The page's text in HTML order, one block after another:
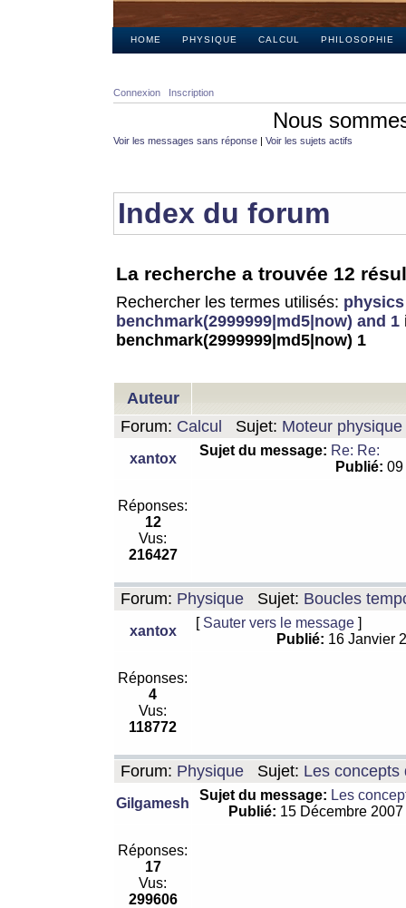
HOME PHYSIQUE CALCUL PHILOSOPHIE
Connexion Inscription
Nous
Voir les messages sans réponse | Voir les sujets actifs
Index du forum
La recherche a trouvée 12
Rechercher les termes utilisés:
benchmark(2999999|md5|now) and 1
benchmark(2999999|md5|now) 1
Auteur
Forum: Calcul Sujet: Moteur
xantox
Sujet du message: Re: Re:
Publié:
Réponses:
12
Vus:
216427
Forum: Physique Sujet: Boucles
xantox
[ Sauter vers le message ]
Publié: 16 Janvier
Réponses:
4
Vus:
118772
Forum: Physique Sujet: Les concepts
Gilgamesh
Sujet du message: Les
Publié: 15 Décembre
Réponses:
17
Vus:
299606